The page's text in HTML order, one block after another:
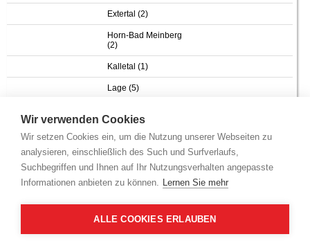
Wir verwenden Cookies
Wir setzen Cookies ein, um die Nutzung unserer Webseiten zu
analysieren, einschließlich des Such und Surfverlaufs,
Suchbegriffen und Ihnen auf Ihr Nutzungsverhalten angepasste
Informationen anbieten zu können. Lernen Sie mehr
ALLE COOKIES ERLAUBEN
Extertal (2)
Horn-Bad Meinberg
(2)
Kalletal (1)
Lage (5)